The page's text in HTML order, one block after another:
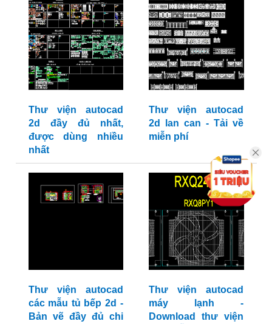
Thư viện autocad
2d đầy đủ nhất,
được dùng nhiều
nhất
Thư viện autocad
2d lan can - Tải về
miễn phí
Thư viện autocad
các mẫu tủ bếp 2d -
Bản vẽ đầy đủ chi
Thư viện autocad
máy lạnh -
Download thư viện